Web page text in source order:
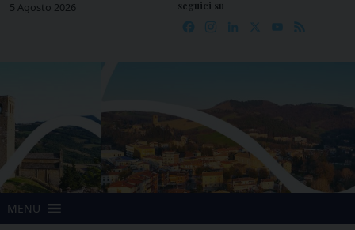
Skip5 Agosto 2026 seguici su
Facebook
Instagram
LinkedIn YouTube
MENU